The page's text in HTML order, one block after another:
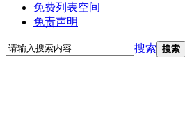
免费列表空间
免责声明
搜索 搜索